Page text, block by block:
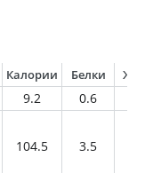
Калории Белки
9.2 0.6
104.5 3.5